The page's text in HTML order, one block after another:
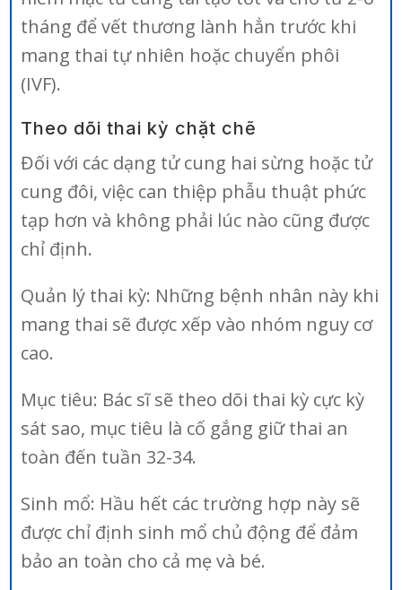
tháng để vết thương lành hẳn trước khi
mang thai tự nhiên hoặc chuyển phôi
(IVF).
Theo dõi thai kỳ chặt chẽ
Đối với các dạng tử cung hai sừng hoặc tử
cung đôi, việc can thiệp phẫu thuật phức
tạp hơn và không phải lúc nào cũng được
chỉ định.
Quản lý thai kỳ: Những bệnh nhân này khi
mang thai sẽ được xếp vào nhóm nguy cơ
cao.
Mục tiêu: Bác sĩ sẽ theo dõi thai kỳ cực kỳ
sát sao, mục tiêu là cố gắng giữ thai an
toàn đến tuần 32-34.
Sinh mổ: Hầu hết các trường hợp này sẽ
được chỉ định sinh mổ chủ động để đảm
bảo an toàn cho cả mẹ và bé.